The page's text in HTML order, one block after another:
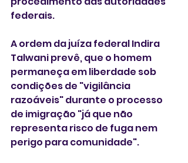
federais.
A ordem da juíza federal Indira
Talwani prevê, que o homem
permaneça em liberdade sob
condições de "vigilância
razoáveis" durante o processo
de imigração "já que não
representa risco de fuga nem
perigo para comunidade".